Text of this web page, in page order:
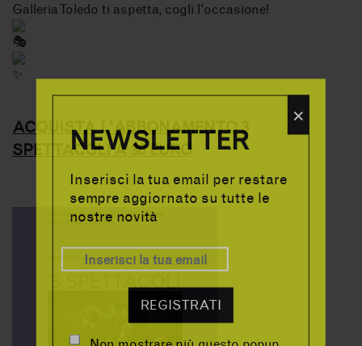
NEWSLETTER
Inserisci la tua email per restare
sempre aggiornato su tutte le
nostre novità
REGISTRATI
×
Galleria Toledo ti aspetta, cogli l'occasione!
ACQUISTA L'ABBONAMENTO 3
SPETTACOLI A 30 EURO